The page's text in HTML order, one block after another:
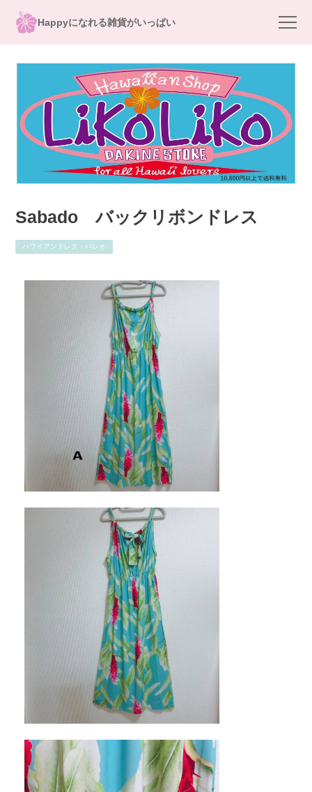
Happyになれる雑貨がいっぱい
Sabado バックリボンドレス
ハワイアンドレス・パレオ